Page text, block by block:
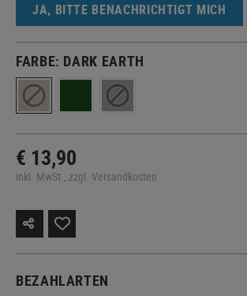
JA, BITTE BENACHRICHTIGT MICH
FARBE: DARK EARTH
€ 13,90
inkl. MwSt., zzgl. Versandkosten
BEZAHLARTEN